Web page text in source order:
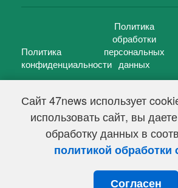
Сайт 47news использует
использовать сайт, вы
обработку данных в
политикой обработки
Согласен
Политика
конфиденциальности
Политика
обработки
персональных
данных
47 новостей (47 news)2005 — 2026 г.
Свидетельство о регистрации СМИ Эл № ФС
Федеральной службой по надзору в сфере
информационных технологий и массовых